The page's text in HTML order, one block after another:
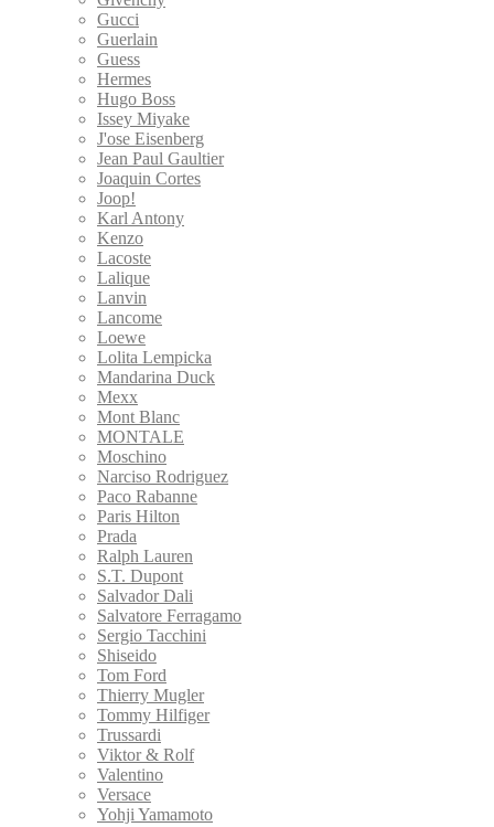
Gucci
Guerlain
Guess
Hermes
Hugo Boss
Issey Miyake
J'ose Eisenberg
Jean Paul Gaultier
Joaquin Cortes
Joop!
Karl Antony
Kenzo
Lacoste
Lalique
Lanvin
Lancome
Loewe
Lolita Lempicka
Mandarina Duck
Mexx
Mont Blanc
MONTALE
Moschino
Narciso Rodriguez
Paco Rabanne
Paris Hilton
Prada
Ralph Lauren
S.T. Dupont
Salvador Dali
Salvatore Ferragamo
Sergio Tacchini
Shiseido
Tom Ford
Thierry Mugler
Tommy Hilfiger
Trussardi
Viktor & Rolf
Valentino
Versace
Yohji Yamamoto